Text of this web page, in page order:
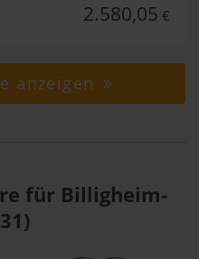
2.580,05 €
anzeigen
für Billigheim-